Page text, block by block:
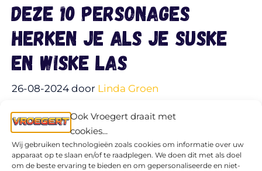
Ook Vroegert draait met
cookies...
Wij gebruiken technologieën zoals cookies om informatie over uw
apparaat op te slaan en/of te raadplegen. We doen dit met als doel
om de beste ervaring te bieden en om gepersonaliseerde en niet-
Deze 10 personages
herken je als je Suske
en Wiske las
26-08-2024 door Linda Groen